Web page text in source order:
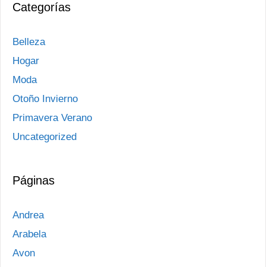
Categorías
Belleza
Hogar
Moda
Otoño Invierno
Primavera Verano
Uncategorized
Páginas
Andrea
Arabela
Avon